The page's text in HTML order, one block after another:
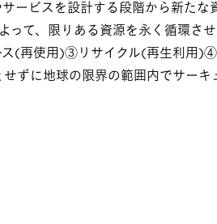
ービスを設計する段階から新た
って、限りある資源を永く循環さ
(再使用)③リサイクル(再生利用
ずに地球の限界の範囲内でサーキ